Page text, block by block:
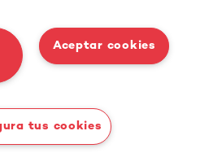
Aceptar cookies
tus cookies